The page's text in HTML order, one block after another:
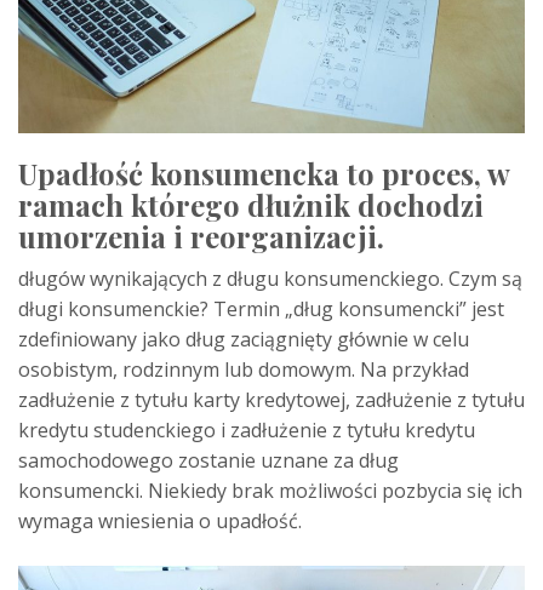
Upadłość konsumencka to proces, w
ramach którego dłużnik dochodzi
umorzenia i reorganizacji.
długów wynikających z długu konsumenckiego. Czym są
długi konsumenckie? Termin „dług konsumencki” jest
zdefiniowany jako dług zaciągnięty głównie w celu
osobistym, rodzinnym lub domowym. Na przykład
zadłużenie z tytułu karty kredytowej, zadłużenie z tytułu
kredytu studenckiego i zadłużenie z tytułu kredytu
samochodowego zostanie uznane za dług
konsumencki. Niekiedy brak możliwości pozbycia się ich
wymaga wniesienia o upadłość.